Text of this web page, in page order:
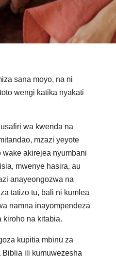
sana moyo, na ni
wengi katika nyakati
wa kwenda na
mzazi yeyote
wake akirejea nyumbani
mwenye hasira, au
anayeongozwa na
tatizo tu, bali ni kumlea
namna inayompendeza
kiroho na kitabia.
kupitia mbinu za
ili kumuwezesha